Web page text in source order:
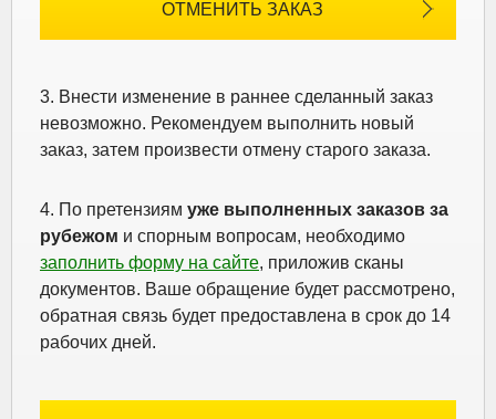
ОТМЕНИТЬ ЗАКАЗ
3. Внести изменение в раннее сделанный заказ
невозможно. Рекомендуем выполнить новый
заказ, затем произвести отмену старого заказа.
4. По претензиям уже выполненных заказов за
рубежом и спорным вопросам, необходимо
заполнить форму на сайте, приложив сканы
документов. Ваше обращение будет рассмотрено,
обратная связь будет предоставлена в срок до 14
рабочих дней.